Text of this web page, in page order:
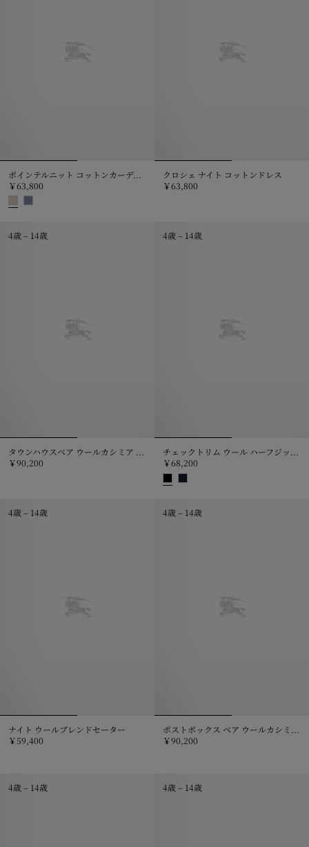
ポインテルニット コットンカーディガン
￥63,800
クロシェ ナイト コットンドレス
￥63,800
4歳 – 14歳
￥90,200
タウンハウスベア ウールカシミア カーディガン, ￥90,200
4歳 – 14歳
￥68,200
4歳 – 14歳
ナイト ウールブレンドセーター
￥59,400
4歳 – 14歳
￥90,200
4歳 – 14歳 4歳 – 14歳